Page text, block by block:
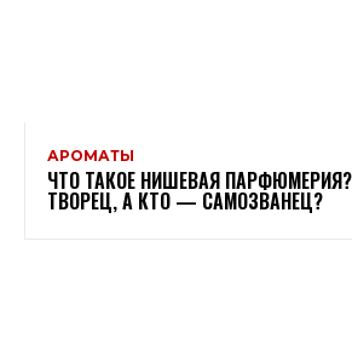
АРОМАТЫ
ЧТО ТАКОЕ НИШЕВАЯ
ТВОРЕЦ, А КТО — САМОЗВАНЕЦ?